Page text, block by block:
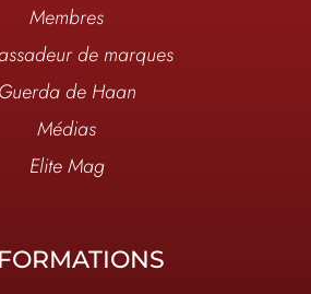
Membres
de marques
Guerda de Haan
Médias
Elite Mag